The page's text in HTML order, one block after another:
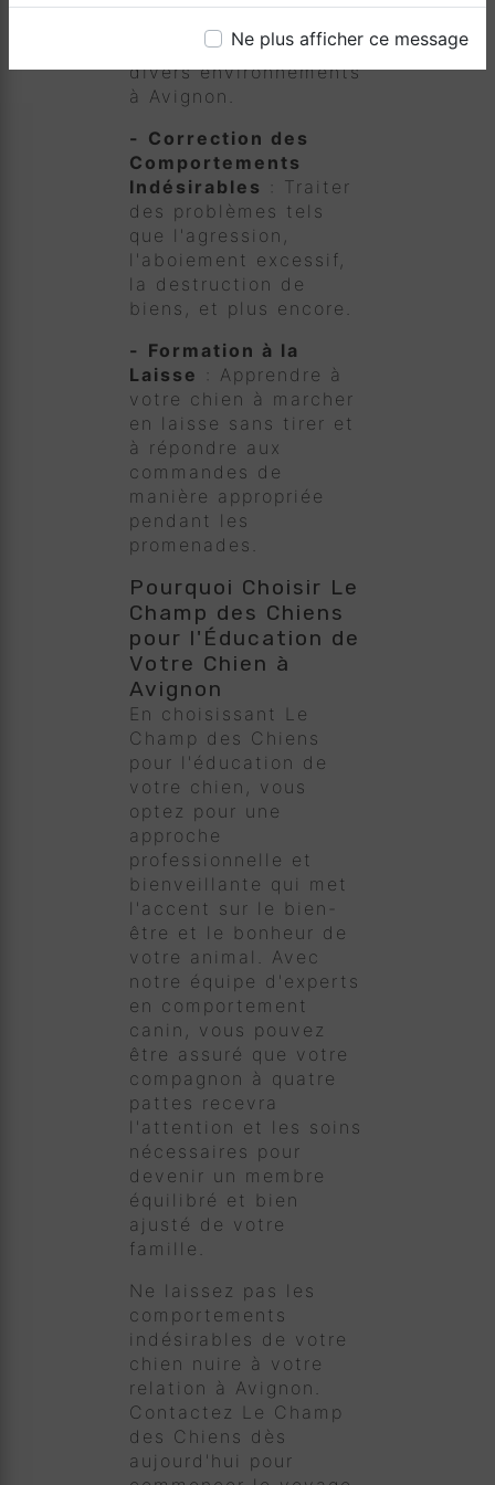
Ne plus afficher ce message
et personnes dans
divers environnements
à Avignon.
- Correction des
Comportements
Indésirables : Traiter
des problèmes tels
que l'agression,
l'aboiement excessif,
la destruction de
biens, et plus encore.
- Formation à la
Laisse : Apprendre à
votre chien à marcher
en laisse sans tirer et
à répondre aux
commandes de
manière appropriée
pendant les
promenades.
Pourquoi Choisir Le
Champ des Chiens
pour l'Éducation de
Votre Chien à
Avignon
En choisissant Le
Champ des Chiens
pour l'éducation de
votre chien, vous
optez pour une
approche
professionnelle et
bienveillante qui met
l'accent sur le bien-
être et le bonheur de
votre animal. Avec
notre équipe d'experts
en comportement
canin, vous pouvez
être assuré que votre
compagnon à quatre
pattes recevra
l'attention et les soins
nécessaires pour
devenir un membre
équilibré et bien
ajusté de votre
famille.
Ne laissez pas les
comportements
indésirables de votre
chien nuire à votre
relation à Avignon.
Contactez Le Champ
des Chiens dès
aujourd'hui pour